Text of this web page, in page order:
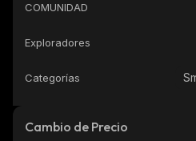
COMUNIDAD
Exploradores
Categorías
Cambio de Precio